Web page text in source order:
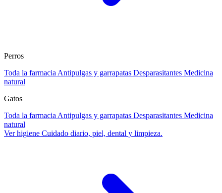
Perros
Toda la farmacia Antipulgas y garrapatas Desparasitantes Medicina
natural
Gatos
Toda la farmacia Antipulgas y garrapatas Desparasitantes Medicina
natural
Ver higiene Cuidado diario, piel, dental y limpieza.